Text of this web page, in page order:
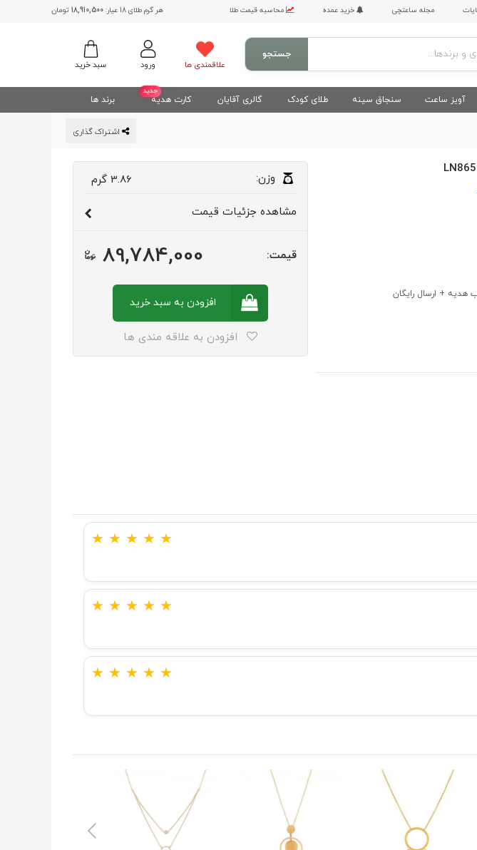
مجله ساعتچی خرید عمده محاسبه قیمت طلا هر گرم طلای 18 عیار: 18,910,500 تومان
سبد خرید ورود علاقمندی ها
جستجو
آویز ساعت سنجاق سینه طلای کودک گالری آقایان
جدید
کارت هدیه برند ها
+ ارسال رایگان
وزن: 3.86 گرم
مشاهده جزئیات قیمت
قیمت: 89,784,000
افزودن به سبدخرید
افزودن به علاقه مندی ها
★ ★ ★ ★ ★
★ ★ ★ ★ ★
★ ★ ★ ★ ★